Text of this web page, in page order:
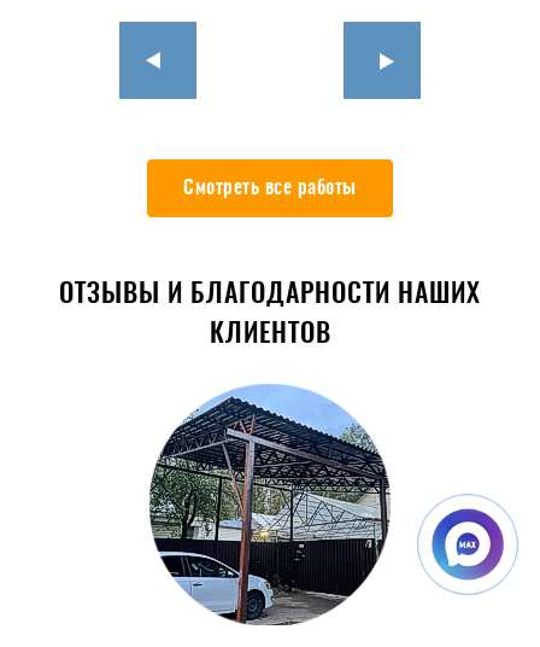
Смотреть все работы
ОТЗЫВЫ И БЛАГОДАРНОСТИ НАШИХ
КЛИЕНТОВ